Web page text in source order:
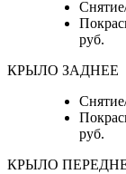
руб.
КРЫЛО ЗАДНЕЕ
руб.
КРЫЛО